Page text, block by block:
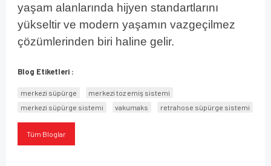
yaşam alanlarında hijyen standartlarını
yükseltir ve modern yaşamın vazgeçilmez
çözümlerinden biri haline gelir.
Blog Etiketleri :
merkezi süpürge
merkezi toz emiş sistemi
merkezi süpürge sistemi
vakumaks retrahose süpürge sistemi
Tüm Bloglar